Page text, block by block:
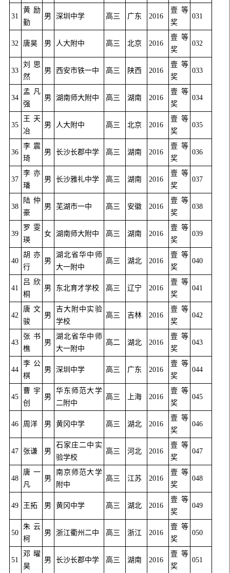
31
黄励
勤
男 深圳中学 高三 广东 2016
壹等
奖
031
32 唐昊 男 人大附中 高三 北京 2016
壹等
奖
032
33
刘思
然
男 西安市铁一中 高三 陕西 2016
壹等
奖
033
34
孟凡
强
男 湖南师大附中 高三 湖南 2016
壹等
奖
034
35
王天
冶
男 人大附中 高三 北京 2016
壹等
奖
035
36
李震
琦
男 长沙长郡中学 高三 湖南 2016
壹等
奖
036
37
李亦
璠
男 长沙雅礼中学 高三 湖南 2016
壹等
奖
037
38
陆仲
豪
男 芜湖市一中 高三 安徽 2016
壹等
奖
038
39
罗雯
瑛
女 湖南师大附中 高三 湖南 2016
壹等
奖
039
40
胡亦
行
男
湖北省华中师
大一附中
高三 湖北 2016
壹等
奖
040
41
吕欣
桐
男 东北育才学校 高三 辽宁 2016
壹等
奖
041
42
唐文
骏
男
吉大附中实验
学校
高三 吉林 2016
壹等
奖
042
43
张书
樵
男
湖北省华中师
大一附中
高二 湖北 2016
壹等
奖
043
44
李公
棋
男 深圳中学 高三 广东 2016
壹等
奖
044
45
曹宇
创
男
华东师范大学
二附中
高三 上海 2016
壹等
奖
045
46 周洋 男 黄冈中学 高三 湖北 2016
壹等
奖
046
47 张谦 男
石家庄二中实
验学校
高三 河北 2016
壹等
奖
047
48
唐一
凡
男
南京师范大学
附中
高三 江苏 2016
壹等
奖
048
49 王拓 男 黄冈中学 高三 湖北 2016
壹等
奖
049
50
朱云
柯
男 浙江衢州二中 高三 浙江 2016
壹等
奖
050
51
邓曜
昊
男 长沙长郡中学 高三 湖南 2016
壹等
奖
051